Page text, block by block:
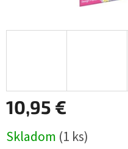
10,95 €
cena:
Skladom (1 ks)